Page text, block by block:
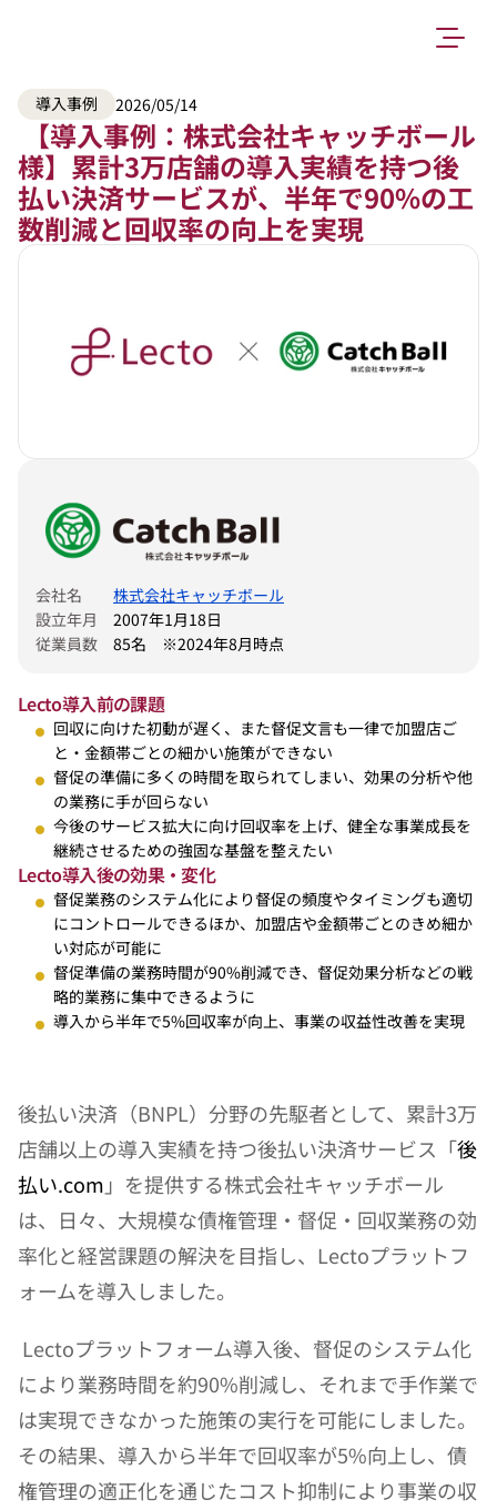
導入事例 2026/05/14
様】累計3万店舗の導入実績を持つ後
払い決済サービスが、半年で90%の工
数削減と回収率の向上を実現
会社名
株式会社キャッチボール
設立年月
2007年1月18日
従業員数
85名　※2024年8月時点
Lecto導入前の課題
回収に向けた初動が遅く、また督促文言も一律で加盟店ご
と・金額帯ごとの細かい施策ができない
督促の準備に多くの時間を取られてしまい、効果の分析や他
の業務に手が回らない
今後のサービス拡大に向け回収率を上げ、健全な事業成長を
継続させるための強固な基盤を整えたい
Lecto導入後の効果・変化
督促業務のシステム化により督促の頻度やタイミングも適切
にコントロールできるほか、加盟店や金額帯ごとのきめ細か
い対応が可能に
督促準備の業務時間が90%削減でき、督促効果分析などの戦
略的業務に集中できるように
導入から半年で5%回収率が向上、事業の収益性改善を実現
後払い決済（BNPL）分野の先駆者として、累計3万
店舗以上の導入実績を持つ後払い決済サービス「後
払い.com 」を提供する株式会社キャッチボール
は、日々、大規模な債権管理・督促・回収業務の効
率化と経営課題の解決を目指し、Lectoプラットフ
ォームを導入しました。
Lectoプラットフォーム導入後、督促のシステム化
により業務時間を約90%削減し、それまで手作業で
は実現できなかった施策の実行を可能にしました。
その結果、導入から半年で回収率が5%向上し、債
権管理の適正化を通じたコスト抑制により事業の収